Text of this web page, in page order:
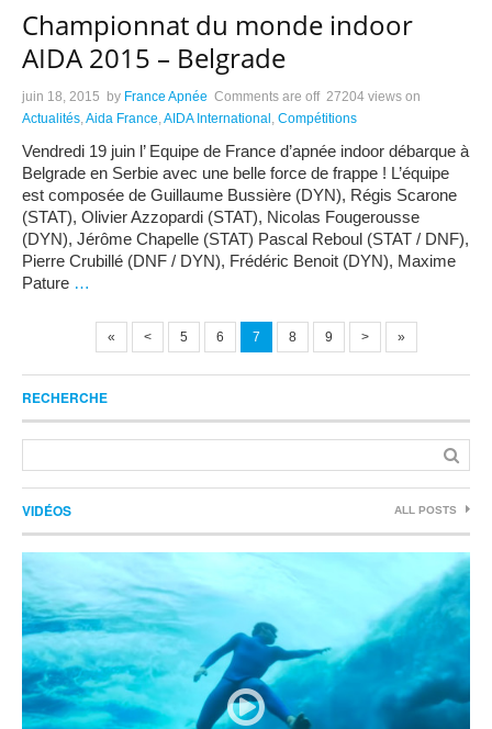
Championnat du monde indoor
AIDA 2015 – Belgrade
juin 18, 2015 by France Apnée Comments are off 27204 views on
Actualités Aida France AIDA International Compétitions
Vendredi 19 juin l’ Equipe de France d’apnée indoor débarque à
Belgrade en Serbie avec une belle force de frappe ! L’équipe
est composée de Guillaume Bussière (DYN), Régis Scarone
(STAT), Olivier Azzopardi (STAT), Nicolas Fougerousse
(DYN), Jérôme Chapelle (STAT) Pascal Reboul (STAT / DNF),
Pierre Crubillé (DNF / DYN), Frédéric Benoit (DYN), Maxime
Pature …
« < 5 6 7 8 9 > »
RECHERCHE
VIDÉOS ALL POSTS